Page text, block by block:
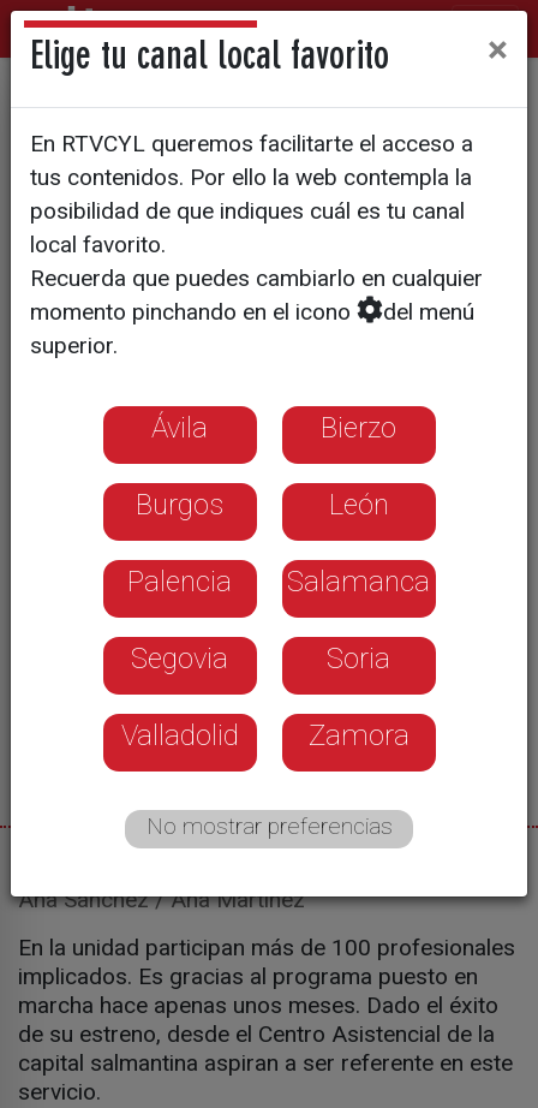
Salamanca implanta con
éxito la unidad de trasplante
de pulmón
Los 11 hospitales del Sacyl están
autorizados para la extracción de
realiza el trasplante de pulmón.
Ana Sánchez / Ana Martínez
En la unidad participan más de 100 profesionales
implicados. Es gracias al programa puesto en
marcha hace apenas unos meses. Dado el éxito
de su estreno, desde el Centro Asistencial de la
capital salmantina aspiran a ser referente en este
servicio.
Elige tu canal local favorito ×
En RTVCYL queremos facilitarte el acceso a
tus contenidos. Por ello la web contempla la
posibilidad de que indiques cuál es tu canal
local favorito.
Recuerda que puedes cambiarlo en cualquier
momento pinchando en el icono
del menú
superior.
Ávila Bierzo
Burgos León
Palencia Salamanca
Segovia Soria
Valladolid Zamora
No mostrar preferencias